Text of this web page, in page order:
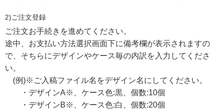
2)ご注文登録
ご注文お手続きを進めてください。
途中、お支払い方法選択画面下に備考欄が表示されますの
で、そちらにデザインやケース毎の内訳を入力してくださ
い。
(例)※ご入稿ファイル名をデザイン名にしてください。
・デザインA※、ケース色:黒、個数:10個
・デザインB※、ケース色:白、個数:20個